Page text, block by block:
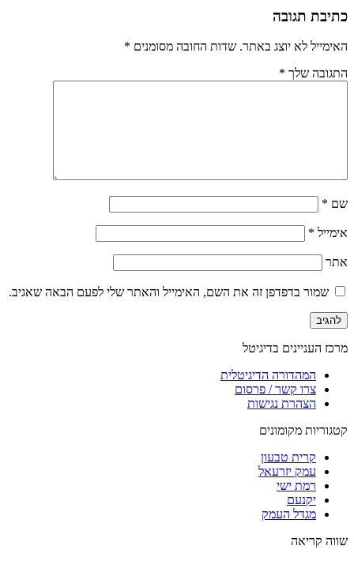
כתיבת תגובה
האימייל לא יוצג באתר. שדות החובה מסומנים *
התגובה שלך *
שם *
אימייל *
אתר
שמור בדפדפן זה את השם, האימייל והאתר שלי לפעם הבאה שאגיב.
מרכז העניינים בדיגיטל
המהדורה הדיגיטלית
צרו קשר / פרסום
הצהרת נגישות
קטגוריות מקומונים
קרית טבעון
עמק יזרעאל
רמת ישי
יקנעם
מגדל העמק
שווה קריאה